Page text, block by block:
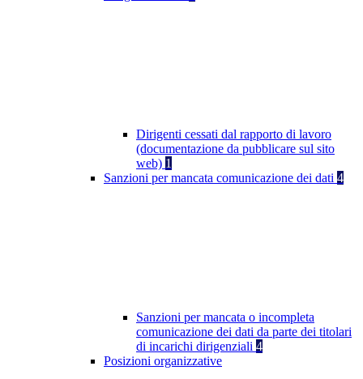
Dirigenti cessati dal rapporto di lavoro
(documentazione da pubblicare sul sito
web) 1
Sanzioni per mancata comunicazione dei dati 4
Sanzioni per mancata o incompleta
comunicazione dei dati da parte dei titolari
di incarichi dirigenziali 4
Posizioni organizzative